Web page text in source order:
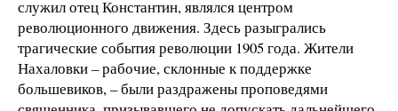
служил отец Константин, являлся центром
революционного движения. Здесь разыгрались
трагические события революции 1905 года. Жители
Нахаловки – рабочие, склонные к поддержке
большевиков, – были раздражены проповедями